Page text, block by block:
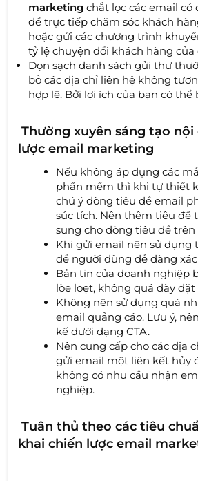
marketing chắt lọc các email có
để trực tiếp chăm sóc khách
hoặc gửi các chương trình
tỷ lệ chuyện đổi khách hàng
Dọn sạch danh sách gửi thư
bỏ các địa chỉ liên hệ không
hợp lệ. Bởi lợi ích của bạn có thể
Thường xuyên sáng tạo nội
lược email marketing
Nếu không áp dụng các
phần mềm thì khi tự thiết
chú ý dòng tiêu đề email
súc tích. Nên thêm tiêu đề
sung cho dòng tiêu đề trên
Khi gửi email nên sử dụng
để người dùng dễ dàng
Bản tin của doanh nghiệp
lòe loẹt, không quá dày đặt
Không nên sử dụng quá
email quảng cáo. Lưu ý,
kế dưới dạng CTA.
Nên cung cấp cho các địa
gửi email một liên kết hủy
không có nhu cầu nhận
nghiệp.
Tuân thủ theo các tiêu
khai chiến lược email